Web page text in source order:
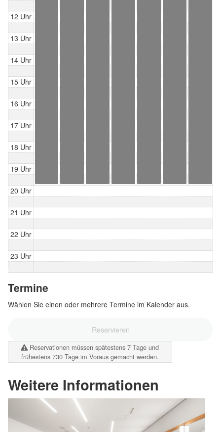
12 Uhr
13 Uhr
14 Uhr
15 Uhr
16 Uhr
17 Uhr
18 Uhr
19 Uhr
20 Uhr
21 Uhr
22 Uhr
23 Uhr
Termine
Wählen Sie einen oder mehrere Termine im Kalender aus.
Reservieren
Reservationen müssen spätestens 7 Tage und
frühestens 730 Tage im Voraus gemacht werden.
Weitere Informationen